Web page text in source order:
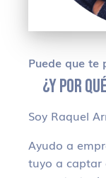
Puede que te
¿Y POR
Soy Raquel
Ayudo a
tuyo a captar